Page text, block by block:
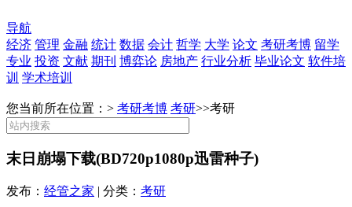
导航
经济 管理 金融 统计 数据 会计 哲学 大学 论文 考研考博 留学
专业 投资 文献 期刊 博弈论 房地产 行业分析 毕业论文 软件培
训 学术培训
您当前所在位置：> 考研考博 考研>>考研
末日崩塌下载(BD720p1080p迅雷种子)
发布： 经管之家 | 分类： 考研